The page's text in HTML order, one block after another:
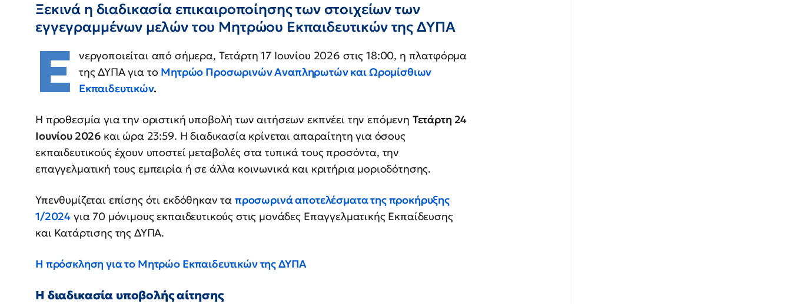
Ξεκινά η διαδικασία επικαιροποίησης των στοιχείων των
εγγεγραμμένων μελών του Μητρώου Εκπαιδευτικών της ΔΥΠΑ
Ε
νεργοποιείται από σήμερα, Τετάρτη 17 Ιουνίου 2026 στις 18:00, η πλατφόρμα
της ΔΥΠΑ για το Μητρώο Προσωρινών Αναπληρωτών και Ωρομίσθιων
Εκπαιδευτικών.
Η προθεσμία για την οριστική υποβολή των αιτήσεων εκπνέει την επόμενη Τετάρτη 24
Ιουνίου 2026 και ώρα 23:59. Η διαδικασία κρίνεται απαραίτητη για όσους
εκπαιδευτικούς έχουν υποστεί μεταβολές στα τυπικά τους προσόντα, την
επαγγελματική τους εμπειρία ή σε άλλα κοινωνικά και κριτήρια μοριοδότησης.
Υπενθυμίζεται επίσης ότι εκδόθηκαν τα προσωρινά αποτελέσματα της προκήρυξης
1/2024 για 70 μόνιμους εκπαιδευτικούς στις μονάδες Επαγγελματικής Εκπαίδευσης
και Κατάρτισης της ΔΥΠΑ.
Η πρόσκληση για το Μητρώο Εκπαιδευτικών της ΔΥΠΑ
Η διαδικασία υποβολής αίτησης